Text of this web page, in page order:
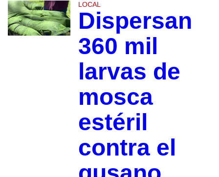
LOCAL
Dispersan
360 mil
larvas de
mosca
estéril
contra el